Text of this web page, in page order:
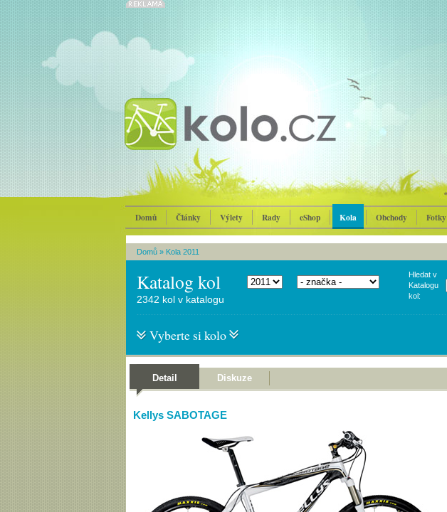
Domů Články Výlety Rady eShop Kola Obchody Fotky
Domů » Kola 2011
Katalog kol
Hledat v
Katalogu
kol:
2342 kol v katalogu
Vyberte si kolo
Detail Diskuze
Kellys SABOTAGE